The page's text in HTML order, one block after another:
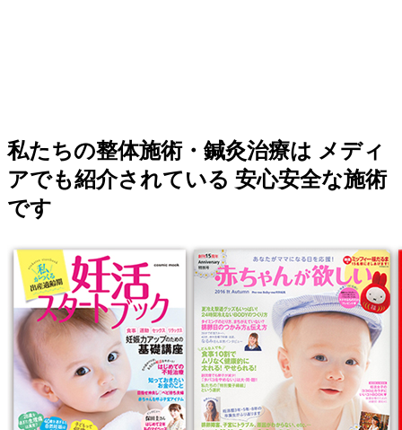
私たちの整体施術・鍼灸治療は メディ
アでも紹介されている 安心安全な施術
です